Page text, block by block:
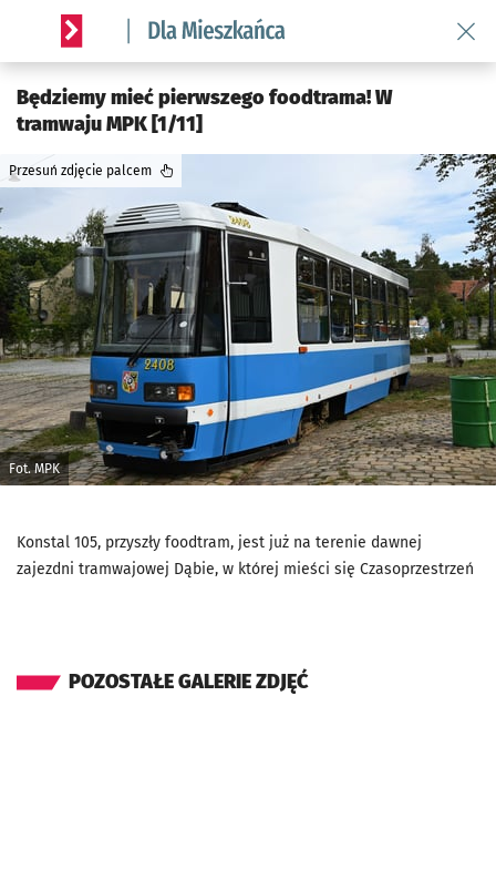
Serwis informacyjny wroclaw.pl podserwis: Dla mieszkańca
Będziemy mieć pierwszego foodtrama! W
tramwaju MPK [1/11]
Fot. MPK
Przesuń zdjęcie palcem
Konstal 105, przyszły foodtram, jest już na terenie dawnej
zajezdni tramwajowej Dąbie, w której mieści się Czasoprzestrzeń
POZOSTAŁE GALERIE ZDJĘĆ